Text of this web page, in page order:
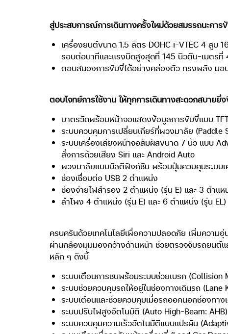
สู่ประสบการณ์การเดินทางครั้งใหม่ด้วยสมรรถนะกา
เครื่องยนต์ขนาด 1.5 ลิตร DOHC i-VTEC 4 สูบ
รอบต่อนาทีและแรงบิดสูงสุดที่ 145 นิวตัน-เมตรที่
ตอบสนองการขับขี่ได้อย่างคล่องตัว ทรงพลัง มอ
ตอบโจทย์การใช้งาน ให้ทุกการเดินทางสะดวกสบายยิ่
มาตรวัดพร้อมหน้าจอแสดงข้อมูลการขับขี่แบบ
ระบบควบคุมการเปลี่ยนเกียร์ที่พวงมาลัย (Paddle
ระบบเครื่องเสียงหน้าจอสัมผัสขนาด 7 นิ้ว แบบ
สั่งการด้วยเสียง Siri และ Android Auto
พวงมาลัยแบบมัลติฟังก์ชัน พร้อมปุ่มควบคุมระบบเ
ช่องเชื่อมต่อ USB 2 ตำแหน่ง
ช่องจ่ายไฟสำรอง 2 ตำแหน่ง (รุ่น E) และ 3 ตำแห
ลำโพง 4 ตำแหน่ง (รุ่น E) และ 6 ตำแหน่ง (รุ่น EL)
ครบครันด้วยเทคโนโลยีเพื่อความปลอดภัย เพิ่มความ
ผ่านกล้องมุมมองกว้างด้านหน้า ช่วยตรวจจับรถยนต์
หลัก ๆ ดังนี้
ระบบเตือนการชนพร้อมระบบช่วยเบรก (Collision
ระบบช่วยควบคุมรถให้อยู่ในช่องทางเดินรถ (Lane
ระบบเตือนและช่วยควบคุมเมื่อรถออกนอกช่องทา
ระบบปรับไฟสูงอัตโนมัติ (Auto High-Beam: AHB)
ระบบควบคุมความเร็วอัตโนมัติแบบแปรผัน